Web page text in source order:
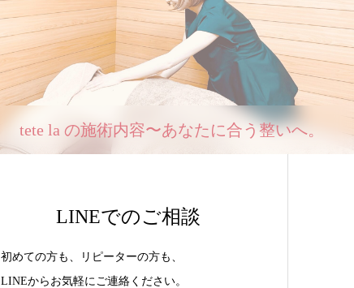
tete la の施術内容〜あなたに合う整いへ。
LINEでのご相談
初めての方も、リピーターの方も、
LINEからお気軽にご連絡ください。